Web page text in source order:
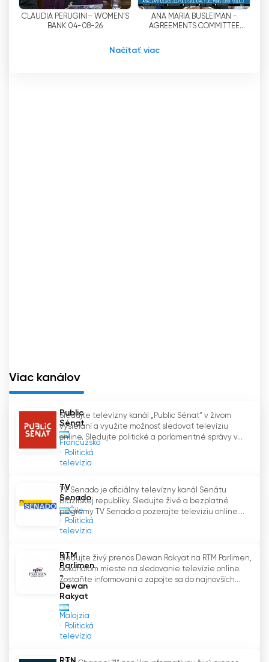
CLAUDIA PERUGINI– WOMEN’S
BANK 04-08-26
ANA MARÍA BUSLEIMAN -
AGREEMENTS COMMITTEE
Načítať viac
Viac kanálov
Public
Sénat
Francúzsko
Politická
televízia
Sledujte televízny kanál „Public Sénat“ v živom
vysielaní a využite možnosť sledovať televíziu
online. Sledujte politické a parlamentné správy v...
TV
Senado
Čile
Politická
televízia
TV Senado je oficiálny televízny kanál Senátu
Brazílskej republiky. Sledujte živé a bezplatné
programy TV Senado a pozerajte televíziu online....
RTM
Parlimen
-
Dewan
Rakyat
Malajzia
Politická
televízia
Sledujte živý prenos Dewan Rakyat na RTM Parlimen,
dokonalom mieste na sledovanie televízie online.
Zostaňte informovaní a zapojte sa do najnovších...